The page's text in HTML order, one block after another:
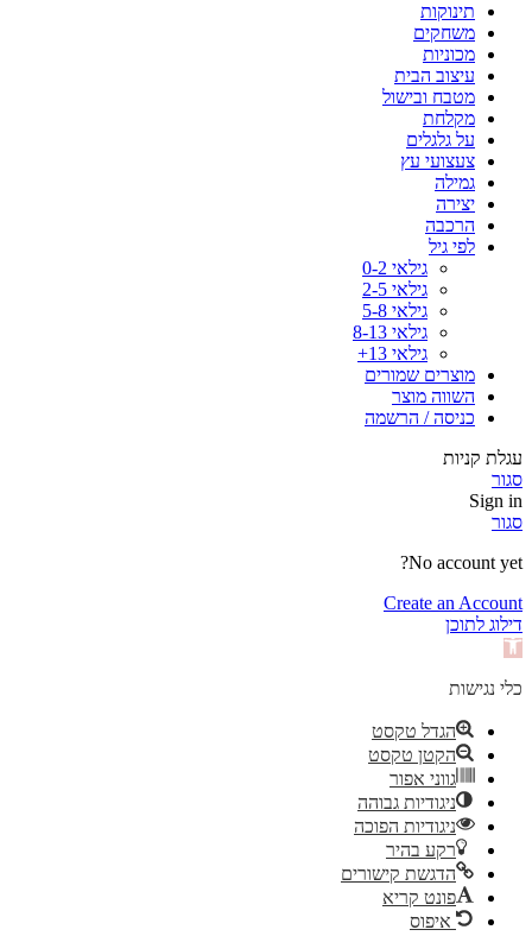
תינוקות
משחקים
מכוניות
עיצוב הבית
מטבח ובישול
מקלחת
על גלגלים
צעצועי עץ
גמילה
יצירה
הרכבה
לפי גיל
גילאי 0-2
גילאי 2-5
גילאי 5-8
גילאי 8-13
גילאי 13+
מוצרים שמורים
השווה מוצר
כניסה / הרשמה
עגלת קניות
סגור
Sign in
סגור
No account yet?
Create an Account
דילוג לתוכן
פתח
נגישות
כלי נגישות
הגדל טקסט
הקטן טקסט
גווני אפור
ניגודיות גבוהה
ניגודיות הפוכה
רקע בהיר
הדגשת קישורים
פונט קריא
איפוס